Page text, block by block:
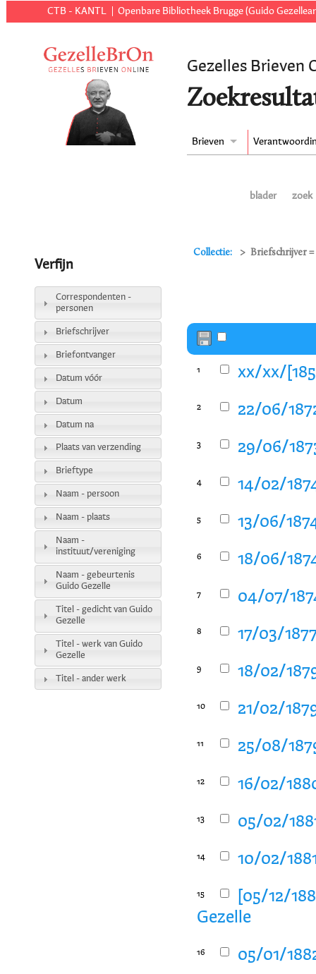
CTB - KANTL Openbare Bibliotheek Brugge (Guido
Gezelles Brieven
Brieven
blader zoek
Collectie: Briefschrijver
1 xx/xx/
2 22/06/
3 29/06/
4 14/02/
5 13/06/
6 18/06/
7 04/07/
8 17/03/
9 18/02/
10 21/02/
11 25/08/
12 16/02/
13 05/02/
14 10/02/
15
[05/12/
Gezelle
16 05/01/
Verfijn
Correspondenten -
personen
Briefschrijver
Briefontvanger
Datum vóór
Datum
Datum na
Plaats van verzending
Brieftype
Naam - persoon
Naam - plaats
Naam -
instituut/vereniging
Naam - gebeurtenis
Guido Gezelle
Titel - gedicht van Guido
Gezelle
Titel - werk van Guido
Gezelle
Titel - ander werk